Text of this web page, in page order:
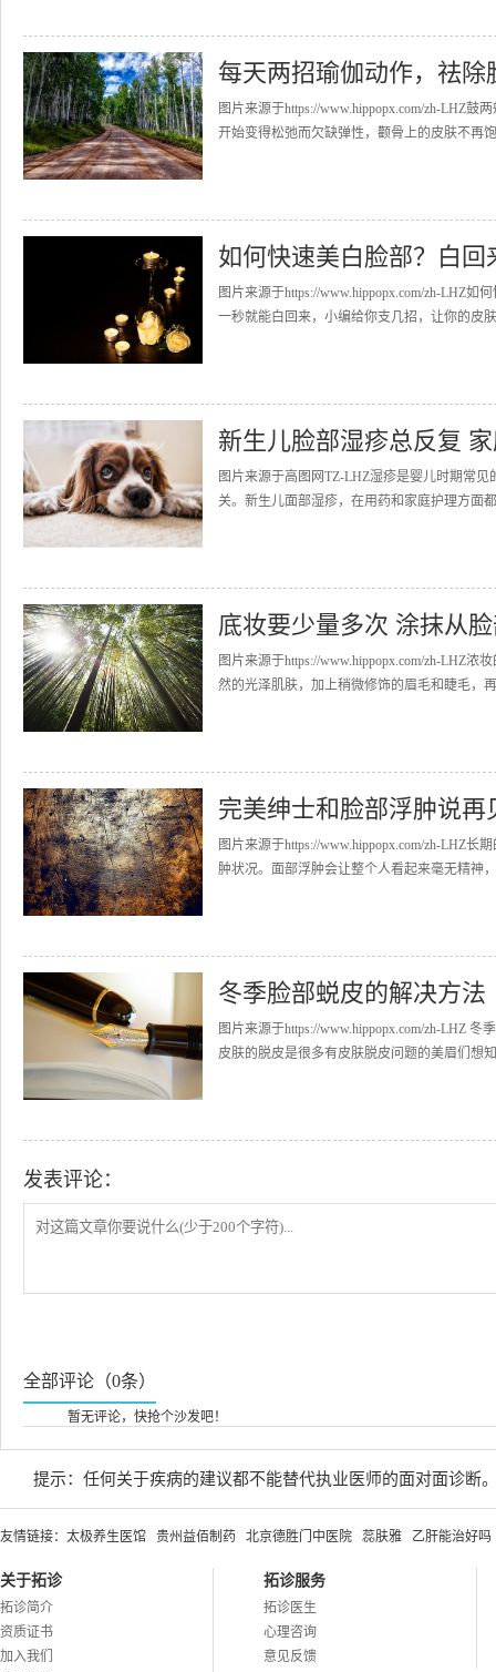
每天两招瑜伽动作，祛
图片来源于https://www.hippopx.com/zh-LHZ
开始变得松弛而欠缺弹性，颧骨上的皮肤不再
如何快速美白脸部？白回
图片来源于https://www.hippopx.com/zh-LHZ
一秒就能白回来，小编给你支几招，让你的皮
新生儿脸部湿疹总反复
图片来源于高图网TZ-LHZ湿疹是婴儿时期常
关。新生儿面部湿疹，在用药和家庭护理方面
底妆要少量多次 涂抹从
图片来源于https://www.hippopx.com/zh-LHZ
然的光泽肌肤，加上稍微修饰的眉毛和睫毛，
完美绅士和脸部浮肿说再
图片来源于https://www.hippopx.com/zh-LHZ
肿状况。面部浮肿会让整个人看起来毫无精神
冬季脸部蜕皮的解决方法
图片来源于https://www.hippopx.com/zh-LHZ
皮肤的脱皮是很多有皮肤脱皮问题的美眉们想
发表评论：
全部评论（0条）
暂无评论，快抢个沙发吧！
提示：任何关于疾病的建议都不能替代执业医师的面对面诊断
友情链接： 太极养生医馆 贵州益佰制药 北京德胜门中医院 蕊肤雅 乙肝能治好吗
关于拓诊
拓诊简介
资质证书
加入我们
拓诊服务
拓诊医生
心理咨询
意见反馈